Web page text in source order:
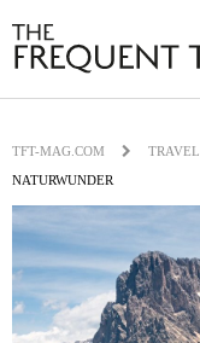
TFT-MAG.COM TRAVEL
NATURWUNDER